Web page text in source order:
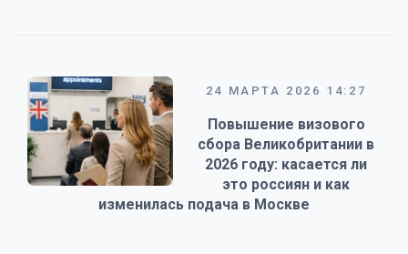
24 МАРТА 2026 14:27
Повышение визового
сбора Великобритании в
2026 году: касается ли
это россиян и как
изменилась подача в Москве